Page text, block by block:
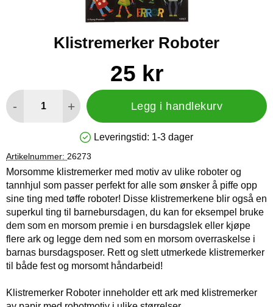
Klistremerker Roboter
Handle dette produktet, Klistremerker Roboter
pris
25 kr
- + Legg i handlekurv
Produkttilgjengelighet: På lager
Leveringstid: 1-3 dager
Artikelnummer: 26273
Morsomme klistremerker med motiv av ulike roboter og
tannhjul som passer perfekt for alle som ønsker å piffe opp
sine ting med tøffe roboter! Disse klistremerkene blir også en
superkul ting til barnebursdagen, du kan for eksempel bruke
dem som en morsom premie i en bursdagslek eller kjøpe
flere ark og legge dem ned som en morsom overraskelse i
barnas bursdagsposer. Rett og slett utmerkede klistremerker
til både fest og morsomt håndarbeid!
Klistremerker Roboter inneholder ett ark med klistremerker